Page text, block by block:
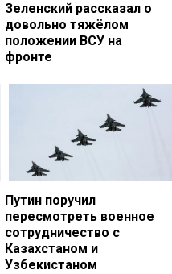
Зеленский рассказал о
довольно тяжёлом
положении ВСУ на
фронте
Путин поручил
пересмотреть военное
сотрудничество с
Казахстаном и
Узбекистаном